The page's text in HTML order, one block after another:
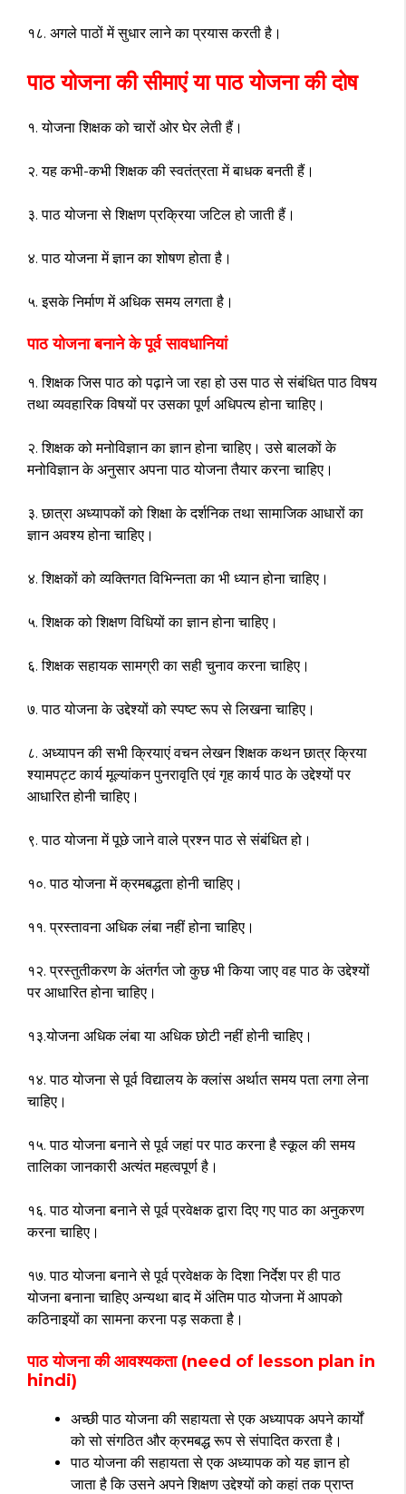
१८. अगले पाठों में सुधार लाने का प्रयास करती है।
पाठ योजना की सीमाएं या पाठ योजना की दोष
१. योजना शिक्षक को चारों ओर घेर लेती हैं।
२. यह कभी-कभी शिक्षक की स्वतंत्रता में बाधक बनती हैं।
३. पाठ योजना से शिक्षण प्रक्रिया जटिल हो जाती हैं।
४. पाठ योजना में ज्ञान का शोषण होता है।
५. इसके निर्माण में अधिक समय लगता है।
पाठ योजना बनाने के पूर्व सावधानियां
१. शिक्षक जिस पाठ को पढ़ाने जा रहा हो उस पाठ से संबंधित पाठ विषय
तथा व्यवहारिक विषयों पर उसका पूर्ण अधिपत्य होना चाहिए।
२. शिक्षक को मनोविज्ञान का ज्ञान होना चाहिए। उसे बालकों के
मनोविज्ञान के अनुसार अपना पाठ योजना तैयार करना चाहिए।
३. छात्रा अध्यापकों को शिक्षा के दर्शनिक तथा सामाजिक आधारों का
ज्ञान अवश्य होना चाहिए।
४. शिक्षकों को व्यक्तिगत विभिन्नता का भी ध्यान होना चाहिए।
५. शिक्षक को शिक्षण विधियों का ज्ञान होना चाहिए।
६. शिक्षक सहायक सामग्री का सही चुनाव करना चाहिए।
७. पाठ योजना के उद्देश्यों को स्पष्ट रूप से लिखना चाहिए।
८. अध्यापन की सभी क्रियाएं वचन लेखन शिक्षक कथन छात्र क्रिया
श्यामपट्ट कार्य मूल्यांकन पुनरावृति एवं गृह कार्य पाठ के उद्देश्यों पर
आधारित होनी चाहिए।
९. पाठ योजना में पूछे जाने वाले प्रश्न पाठ से संबंधित हो।
१०. पाठ योजना में क्रमबद्धता होनी चाहिए।
११. प्रस्तावना अधिक लंबा नहीं होना चाहिए।
१२. प्रस्तुतीकरण के अंतर्गत जो कुछ भी किया जाए वह पाठ के उद्देश्यों
पर आधारित होना चाहिए।
१३.योजना अधिक लंबा या अधिक छोटी नहीं होनी चाहिए।
१४. पाठ योजना से पूर्व विद्यालय के क्लांस अर्थात समय पता लगा लेना
चाहिए।
१५. पाठ योजना बनाने से पूर्व जहां पर पाठ करना है स्कूल की समय
तालिका जानकारी अत्यंत महत्वपूर्ण है।
१६. पाठ योजना बनाने से पूर्व प्रवेक्षक द्वारा दिए गए पाठ का अनुकरण
करना चाहिए।
१७. पाठ योजना बनाने से पूर्व प्रवेक्षक के दिशा निर्देश पर ही पाठ
योजना बनाना चाहिए अन्यथा बाद में अंतिम पाठ योजना में आपको
कठिनाइयों का सामना करना पड़ सकता है।
पाठ योजना की आवश्यकता (need of lesson plan in
hindi)
अच्छी पाठ योजना की सहायता से एक अध्यापक अपने कार्यों
को सो संगठित और क्रमबद्ध रूप से संपादित करता है।
पाठ योजना की सहायता से एक अध्यापक को यह ज्ञान हो
जाता है कि उसने अपने शिक्षण उद्देश्यों को कहां तक प्राप्त